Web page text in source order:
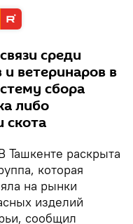
среди
ветеринаров в
сбора
либо
скота
Ташкенте раскрыта
которая
на рынки
изделий
сообщил